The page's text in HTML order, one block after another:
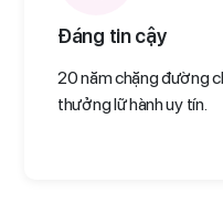
Đáng tin cậy
20 năm chặng đường
thưởng lữ hành uy tín.